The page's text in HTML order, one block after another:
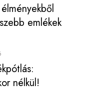
emlékek
nélkül!